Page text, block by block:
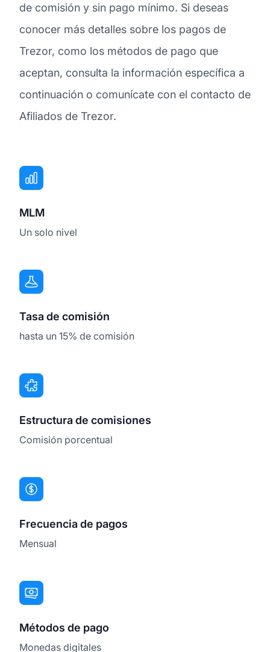
de comisión y sin pago mínimo. Si deseas
conocer más detalles sobre los pagos de
Trezor, como los métodos de pago que
aceptan, consulta la información específica a
continuación o comunícate con el contacto de
Afiliados de Trezor.
MLM
Un solo nivel
Tasa de comisión
hasta un 15% de comisión
Estructura de comisiones
Comisión porcentual
Frecuencia de pagos
Mensual
Métodos de pago
Monedas digitales